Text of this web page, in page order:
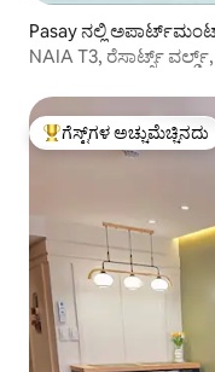
Pasay ನಲ್ಲಿ
NAIA T3, ರೆಸಾರ್ಟ್ಸ್
ಗೆಸ್ಟ್‌ಗಳಿಗೆ ಅತಿ ಹೆಚ್ಚು
ಗೆಸ್ಟ್‌ಗಳ ಅಚ್ಚುಮೆಚ್ಚಿನದು